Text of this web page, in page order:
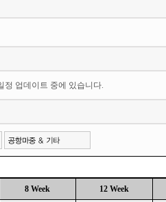
정 업데이트 중에 있습니다.
8 Week 12 Week